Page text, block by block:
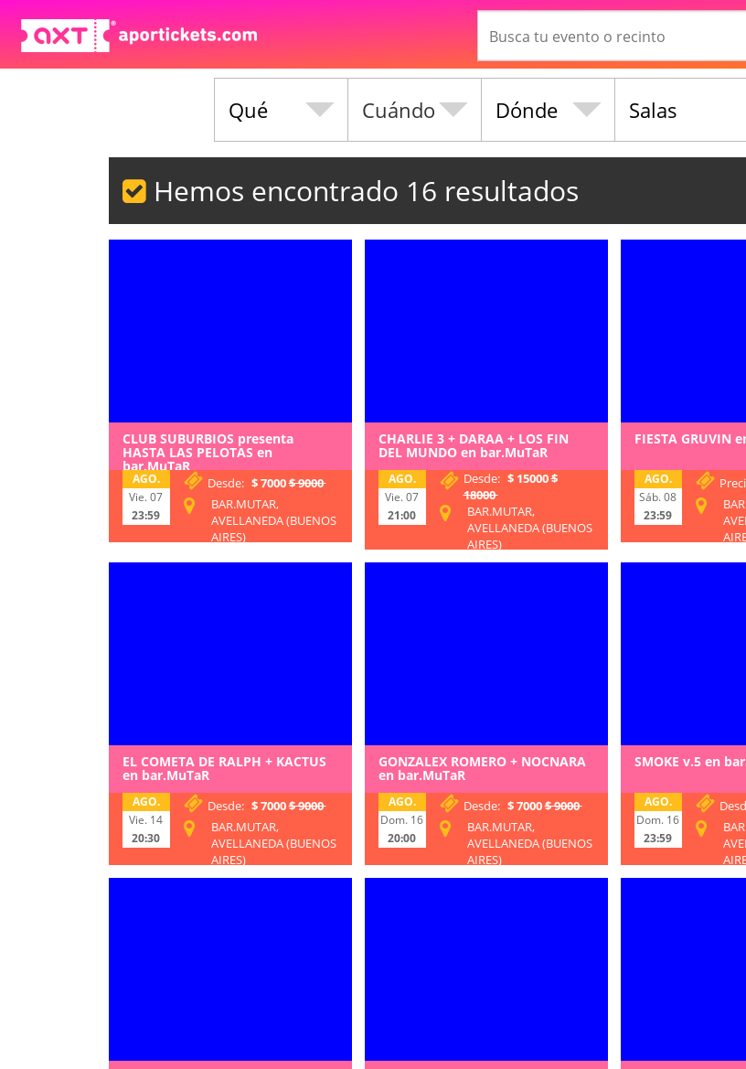
Qué Dónde Salas
Hemos encontrado 16 resultados
CLUB SUBURBIOS presenta
HASTA LAS PELOTAS en
bar.MuTaR
AGO.
Vie. 07
23:59
Desde: $ 7000$ 9000
BAR.MUTAR,
AVELLANEDA (BUENOS
AIRES)
CHARLIE 3 + DARAA + LOS FIN
DEL MUNDO en bar.MuTaR
AGO.
Vie. 07
21:00
Desde: $ 15000$
18000
BAR.MUTAR,
AVELLANEDA (BUENOS
AIRES)
FIESTA GRUVIN
AGO.
Sáb. 08
23:59
EL COMETA DE RALPH + KACTUS
en bar.MuTaR
AGO.
Vie. 14
20:30
Desde: $ 7000$ 9000
BAR.MUTAR,
AVELLANEDA (BUENOS
AIRES)
GONZALEX ROMERO + NOCNARA
en bar.MuTaR
AGO.
Dom. 16
20:00
Desde: $ 7000$ 9000
BAR.MUTAR,
AVELLANEDA (BUENOS
AIRES)
SMOKE v.5 en
AGO.
Dom. 16
23:59